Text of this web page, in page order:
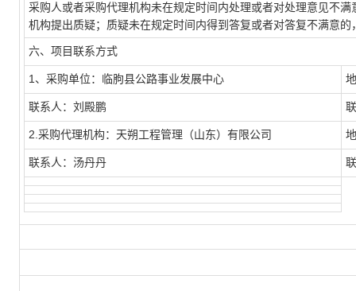
采购人或者采购代理机构未在规定时间内处理或者对处理意见不
机构提出质疑；质疑未在规定时间内得到答复或者对答复不满意
六、项目联系方式
1、采购单位：临朐县公路事业发展中心
联系人：刘殿鹏
2.采购代理机构：天朔工程管理（山东）有限公司
联系人：汤丹丹